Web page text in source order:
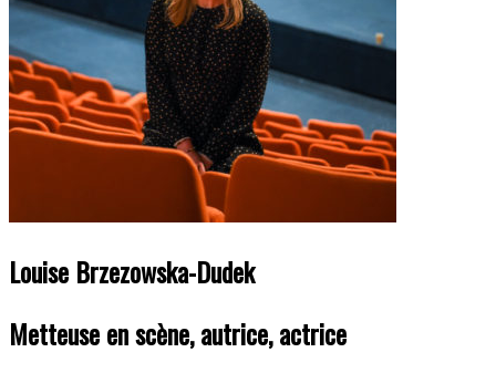
Louise Brzezowska-Dudek
Metteuse en scène, autrice, actrice